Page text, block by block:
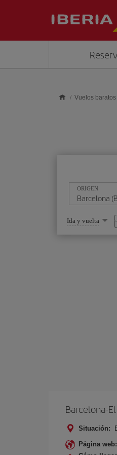
Vuelos baratos
ORIGEN
Seleccione
una
opción
Ida y vuelta
Barcelona-
Situación:
Página web: